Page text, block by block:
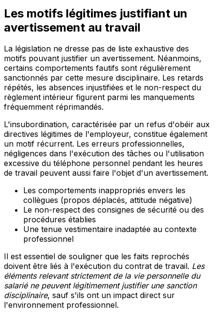
Les motifs légitimes justifiant un
avertissement au travail
La législation ne dresse pas de liste exhaustive des
motifs pouvant justifier un avertissement. Néanmoins,
certains comportements fautifs sont régulièrement
sanctionnés par cette mesure disciplinaire. Les retards
répétés, les absences injustifiées et le non-respect du
règlement intérieur figurent parmi les manquements
fréquemment réprimandés.
L'insubordination, caractérisée par un refus d'obéir aux
directives légitimes de l'employeur, constitue également
un motif récurrent. Les erreurs professionnelles,
négligences dans l'exécution des tâches ou l'utilisation
excessive du téléphone personnel pendant les heures
de travail peuvent aussi faire l'objet d'un avertissement.
Les comportements inappropriés envers les
collègues (propos déplacés, attitude négative)
Le non-respect des consignes de sécurité ou des
procédures établies
Une tenue vestimentaire inadaptée au contexte
professionnel
Il est essentiel de souligner que les faits reprochés
doivent être liés à l'exécution du contrat de travail. Les
éléments relevant strictement de la vie personnelle du
salarié ne peuvent légitimement justifier une sanction
disciplinaire, sauf s'ils ont un impact direct sur
l'environnement professionnel.